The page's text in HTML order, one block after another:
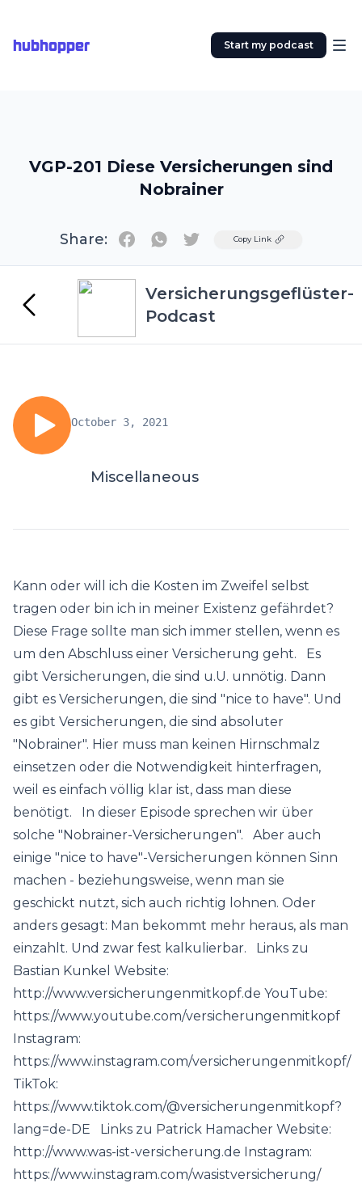
hubhopper Start my podcast
VGP-201 Diese Versicherungen sind
Nobrainer
Share: TwitterCopy Link
Versicherungsgeflüster-
Podcast
October 3, 2021
Miscellaneous
Kann oder will ich die Kosten im Zweifel selbst
tragen oder bin ich in meiner Existenz gefährdet?
Diese Frage sollte man sich immer stellen, wenn es
um den Abschluss einer Versicherung geht. Es
gibt Versicherungen, die sind u.U. unnötig. Dann
gibt es Versicherungen, die sind "nice to have". Und
es gibt Versicherungen, die sind absoluter
"Nobrainer". Hier muss man keinen Hirnschmalz
einsetzen oder die Notwendigkeit hinterfragen,
weil es einfach völlig klar ist, dass man diese
benötigt. In dieser Episode sprechen wir über
solche "Nobrainer-Versicherungen". Aber auch
einige "nice to have"-Versicherungen können Sinn
machen - beziehungsweise, wenn man sie
geschickt nutzt, sich auch richtig lohnen. Oder
anders gesagt: Man bekommt mehr heraus, als man
einzahlt. Und zwar fest kalkulierbar. Links zu
Bastian Kunkel Website:
http://www.versicherungenmitkopf.de YouTube:
https://www.youtube.com/versicherungenmitkopf
Instagram:
https://www.instagram.com/versicherungenmitkopf/
TikTok:
https://www.tiktok.com/@versicherungenmitkopf?
lang=de-DE Links zu Patrick Hamacher Website:
http://www.was-ist-versicherung.de Instagram:
https://www.instagram.com/wasistversicherung/